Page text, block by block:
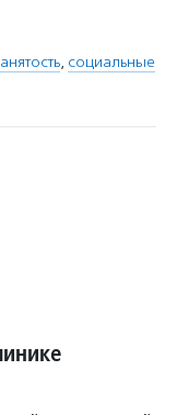
, социальные